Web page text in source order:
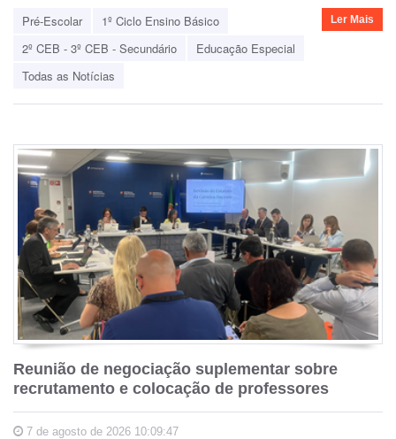
Pré-Escolar
1º Ciclo Ensino Básico
2º CEB - 3º CEB - Secundário
Educação Especial
Todas as Notícias
Ler Mais
Reunião de negociação suplementar sobre
recrutamento e colocação de professores
7 de agosto de 2026 10:09:47